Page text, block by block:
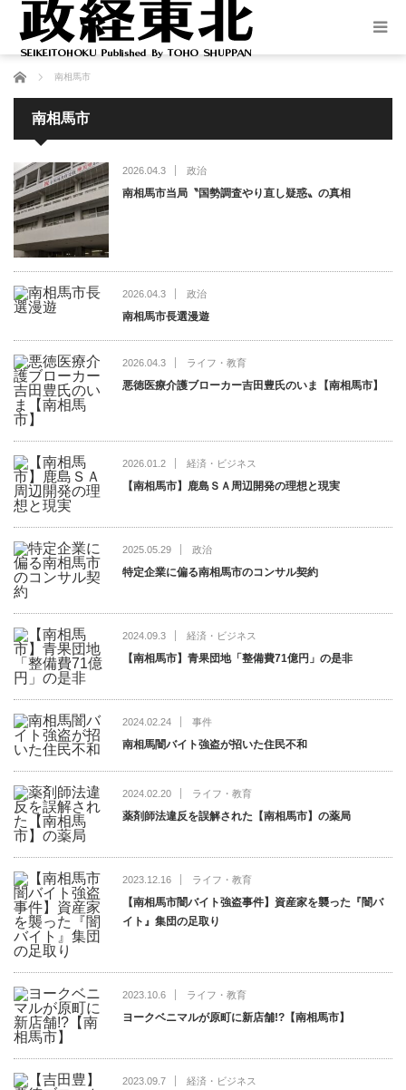
ホーム 南相馬市
南相馬市
2026.04.3 政治
南相馬市当局〝国勢調査やり直し疑惑〟の真相
2026.04.3 政治
南相馬市長選漫遊
2026.04.3 ライフ・教育
悪徳医療介護ブローカー吉田豊氏のいま【南相馬市】
2026.01.2 経済・ビジネス
【南相馬市】鹿島ＳＡ周辺開発の理想と現実
2025.05.29 政治
特定企業に偏る南相馬市のコンサル契約
2024.09.3 経済・ビジネス
【南相馬市】青果団地「整備費71億円」の是非
2024.02.24 事件
南相馬闇バイト強盗が招いた住民不和
2024.02.20 ライフ・教育
薬剤師法違反を誤解された【南相馬市】の薬局
2023.12.16 ライフ・教育
【南相馬市闇バイト強盗事件】資産家を襲った『闇バ
イト』集団の足取り
2023.10.6 ライフ・教育
ヨークベニマルが原町に新店舗!?【南相馬市】
2023.09.7 経済・ビジネス